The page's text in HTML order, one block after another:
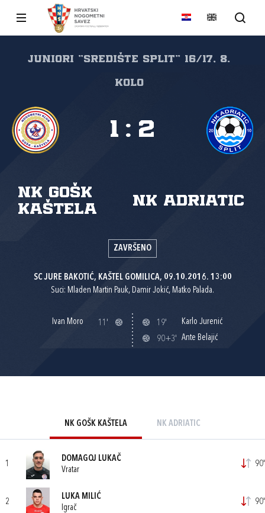
Juniori "SREDIŠTE SPLIT" 16/17, 8.
kolo
NK GOŠK
Kaštela
NK Adriatic
1 : 2
ZAVRŠENO
SC JURE BAKOTIĆ, KAŠTEL GOMILICA, 09.10.2016. 13:00
Suci: Mladen Martin Pauk, Damir Jokić, Matko Palada.
Ivan Moro 11' 19'
Karlo Jurenić
90+3'
Ante Belajić
NK GOŠK KAŠTELA NK ADRIATIC
1
DOMAGOJ LUKAČ
Vratar
90'
2
LUKA MILIĆ
Igrač
90'